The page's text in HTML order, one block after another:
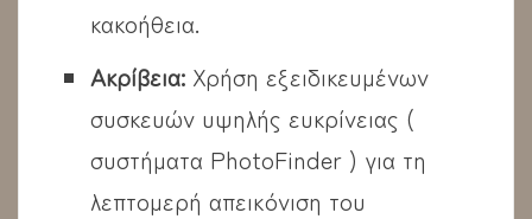
κακοήθεια.
Ακρίβεια: Χρήση εξειδικευμένων
συσκευών υψηλής ευκρίνειας (
συστήματα PhotoFinder ) για τη
λεπτομερή απεικόνιση του